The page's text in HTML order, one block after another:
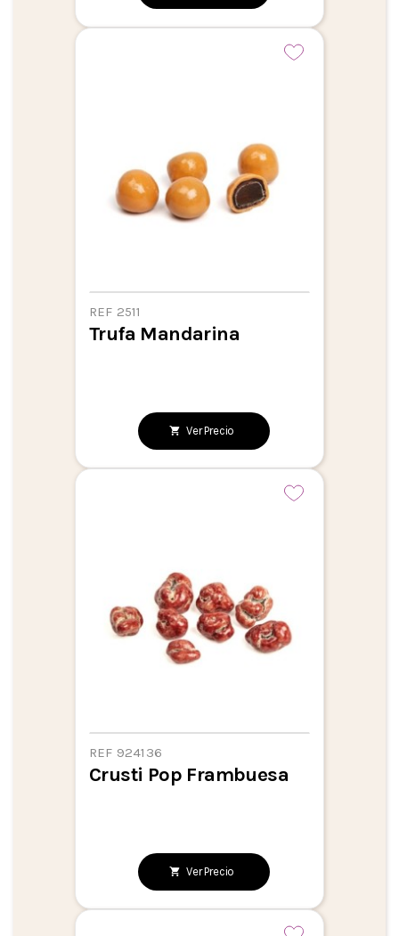
REF 2511
Trufa Mandarina
Ver Precio
REF 924136
Crusti Pop Frambuesa
Ver Precio